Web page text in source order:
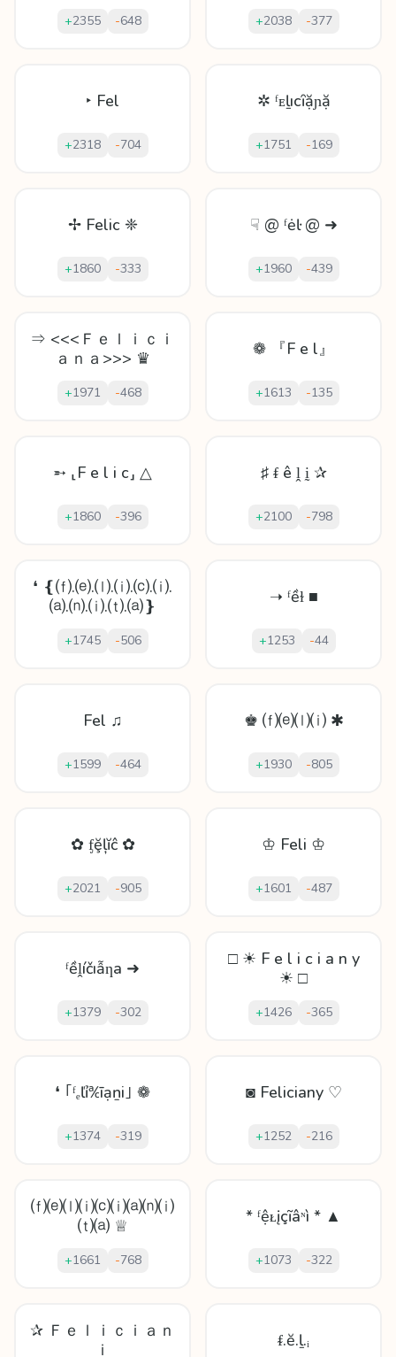
+2355 -648 +2038 -377
‣ Fel
+2318 -704
✲ ᶠᴇḻıcȋặɲặ
+1751 -169
✢ Felic ❈
+1860 -333
☟ @ ᶠėŀ @ ➜
+1960 -439
⇒ <<<Ｆｅｌｉｃｉ
ａｎａ>>> ♛
+1971 -468
❁ 『F e l』
+1613 -135
➵ ⸤F e l i c⸥ △
+1860 -396
♯ ᵮ ê ḽ ḭ ✰
+2100 -798
❛ ❴⒡.⒠.⒧.⒤.⒞.⒤.
⒜.⒩.⒤.⒯.⒜❵
+1745 -506
➝ ᶠềɫ ■
+1253 -44
Fel ♫
+1599 -464
♚ ⒡⒠⒧⒤ ✱
+1930 -805
✿ ᶂḝļĭĉ ✿
+2021 -905
♔ Feli ♔
+1601 -487
ᶠềḽíčıẫƞa ➜
+1379 -302
□ ☀ F e l i c i a n y
☀ □
+1426 -365
❛ ｢ᶠₑľỉ℀īạṉi｣ ❁
+1374 -319
◙ Feliciany ♡
+1252 -216
⒡⒠⒧⒤⒞⒤⒜⒩⒤
⒯⒜ ♕
+1661 -768
* ᶠệᴌįçĩâᶰì * ▲
+1073 -322
✰ Ｆｅｌｉｃｉａｎ
ｉ
ᵮ.ĕ.ḻ.ᵢ